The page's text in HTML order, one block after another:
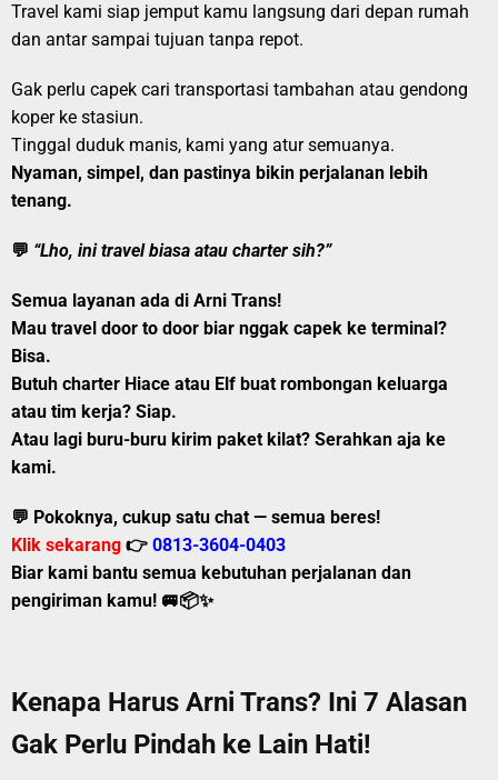
Travel kami siap jemput kamu langsung dari depan rumah
dan antar sampai tujuan tanpa repot.
Gak perlu capek cari transportasi tambahan atau gendong
koper ke stasiun.
Tinggal duduk manis, kami yang atur semuanya.
Nyaman, simpel, dan pastinya bikin perjalanan lebih
tenang.
💬 “Lho, ini travel biasa atau charter sih?”
Semua layanan ada di Arni Trans!
Mau travel door to door biar nggak capek ke terminal?
Bisa.
Butuh charter Hiace atau Elf buat rombongan keluarga
atau tim kerja? Siap.
Atau lagi buru-buru kirim paket kilat? Serahkan aja ke
kami.
💬 Pokoknya, cukup satu chat — semua beres!
Klik sekarang 👉 0813-3604-0403
Biar kami bantu semua kebutuhan perjalanan dan
pengiriman kamu! 🚐📦✨
Kenapa Harus Arni Trans? Ini 7 Alasan
Gak Perlu Pindah ke Lain Hati!